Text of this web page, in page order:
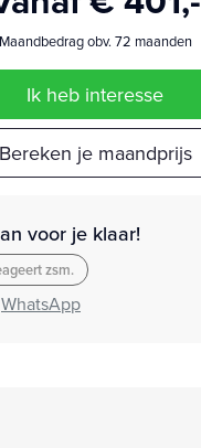
Maandbedrag obv. 72 maanden
Ik heb interesse
Bereken je maandprijs
voor je klaar!
zsm.
WhatsApp